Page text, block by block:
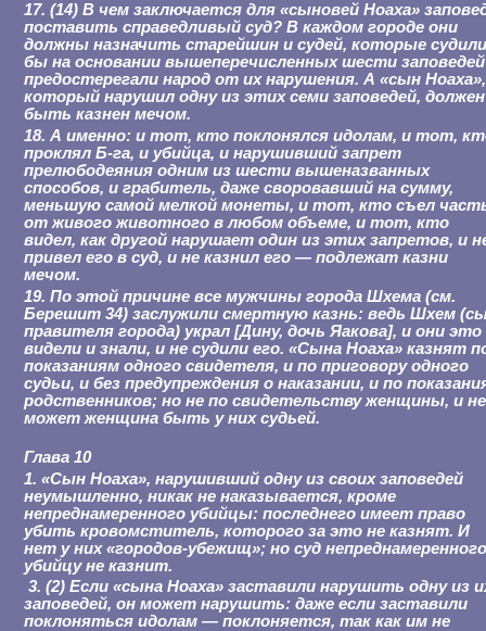
17. (14) В чем заключается для «сыновей Ноаха»
поставить справедливый суд? В каждом городе они
должны назначить старейшин и судей, которые
бы на основании вышеперечисленных шести
предостерегали народ от их нарушения. А «сын Ноаха»,
который нарушил одну из этих семи заповедей, должен
быть казнен мечом.
18. А именно: и тот, кто поклонялся идолам, и тот,
проклял Б-га, и убийца, и нарушивший запрет
прелюбодеяния одним из шести вышеназванных
способов, и грабитель, даже своровавший на сумму,
меньшую самой мелкой монеты, и тот, кто съел
от живого животного в любом объеме, и тот, кто
видел, как другой нарушает один из этих запретов, и
привел его в суд, и не казнил его — подлежат казни
мечом.
19. По этой причине все мужчины города Шхема (см.
Берешит 34) заслужили смертную казнь: ведь Шхем
правителя города) украл [Дину, дочь Яакова], и они это
видели и знали, и не судили его. «Сына Ноаха» казнят
показаниям одного свидетеля, и по приговору одного
судьи, и без предупреждения о наказании, и по
родственников; но не по свидетельству женщины, и не
может женщина быть у них судьей.
Глава 10
1. «Сын Ноаха», нарушивший одну из своих заповедей
неумышленно, никак не наказывается, кроме
непреднамеренного убийцы: последнего имеет право
убить кровомститель, которого за это не казнят. И
нет у них «городов-убежищ»; но суд
убийцу не казнит.
3. (2) Если «сына Ноаха» заставили нарушить одну из
заповедей, он может нарушить: даже если заставили
поклоняться идолам — поклоняется, так как им не